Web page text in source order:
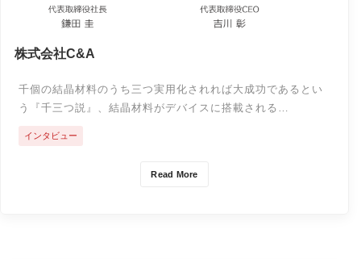
株式会社C&A
千個の結晶材料のうち三つ実用化されれば大成功であるとい
う『千三つ説』、結晶材料がデバイスに搭載される…
Read More
インタビュー